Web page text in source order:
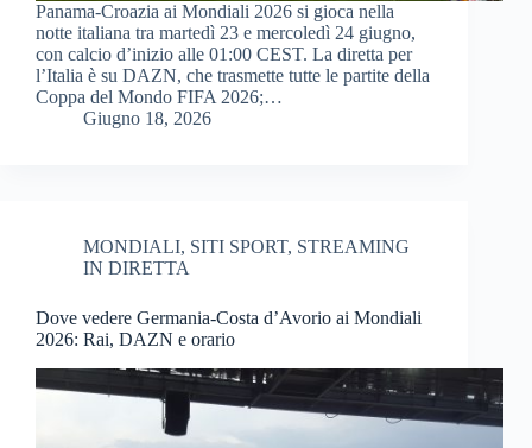
Panama-Croazia ai Mondiali 2026 si gioca nella
notte italiana tra martedì 23 e mercoledì 24 giugno,
con calcio d’inizio alle 01:00 CEST. La diretta per
l’Italia è su DAZN, che trasmette tutte le partite della
Coppa del Mondo FIFA 2026;…
Giugno 18, 2026
MONDIALI, SITI SPORT, STREAMING
IN DIRETTA
Dove vedere Germania-Costa d’Avorio ai Mondiali
2026: Rai, DAZN e orario